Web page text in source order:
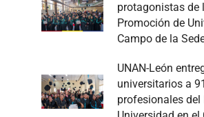
protagonistas de
Promoción de
Campo de la
UNAN-León
universitarios a
profesionales del